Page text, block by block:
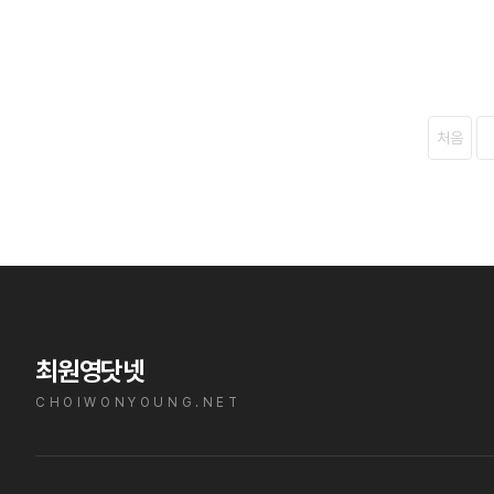
처음
최원영닷넷
CHOIWONYOUNG.NET